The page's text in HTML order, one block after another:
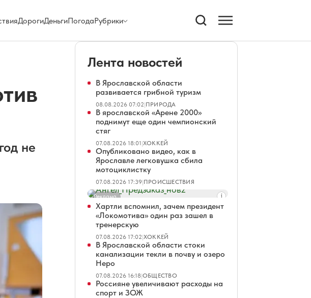
ДорогиДеньгиПогодаРубрики
не
Лента новостей
В Ярославской области
развивается грибной туризм
08.08.2026 07:02|ПРИРОДА
В ярославской «Арене 2000»
поднимут еще один чемпионский
стяг
07.08.2026 18:01|ХОККЕЙ
Опубликовано видео, как в
Ярославле легковушка сбила
мотоциклистку
07.08.2026 17:39|ПРОИСШЕСТВИЯ
Реклама
Хартли вспомнил, зачем президент
«Локомотива» один раз зашел в
тренерскую
07.08.2026 17:02|ХОККЕЙ
В Ярославской области стоки
канализации текли в почву и озеро
Неро
07.08.2026 16:18|ОБЩЕСТВО
Россияне увеличивают расходы на
спорт и ЗОЖ